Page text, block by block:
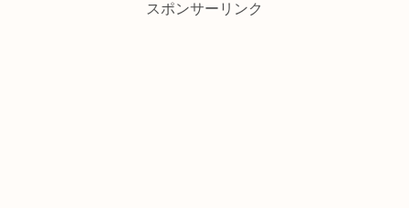
スポンサーリンク